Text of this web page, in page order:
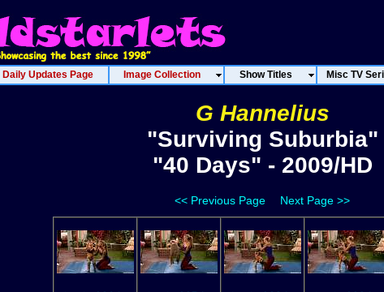
Daily Updates Page Image Collection Show Titles Misc TV
G Hannelius
"Surviving Suburbia"
"40 Days" - 2009/HD
<< Previous Page Next Page >>